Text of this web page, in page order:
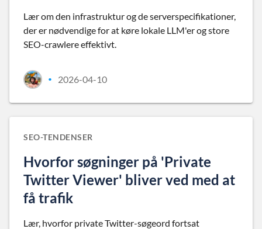
Lær om den infrastruktur og de serverspecifikationer,
der er nødvendige for at køre lokale LLM'er og store
SEO-crawlere effektivt.
• 2026-04-10
SEO-TENDENSER
Hvorfor søgninger på 'Private
Twitter Viewer' bliver ved med at
få trafik
Lær, hvorfor private Twitter-søgeord fortsat